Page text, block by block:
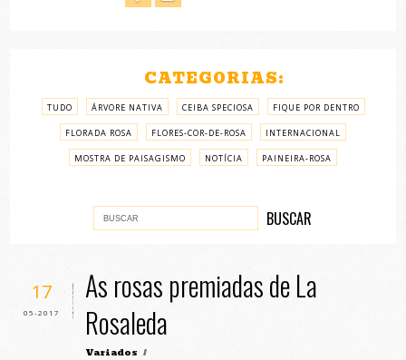
CATEGORIAS:
TUDO ÁRVORE NATIVA CEIBA SPECIOSA FIQUE POR DENTRO
FLORADA ROSA FLORES-COR-DE-ROSA INTERNACIONAL
MOSTRA DE PAISAGISMO NOTÍCIA PAINEIRA-ROSA
17
05-2017
As rosas premiadas de La
Rosaleda
Variados /